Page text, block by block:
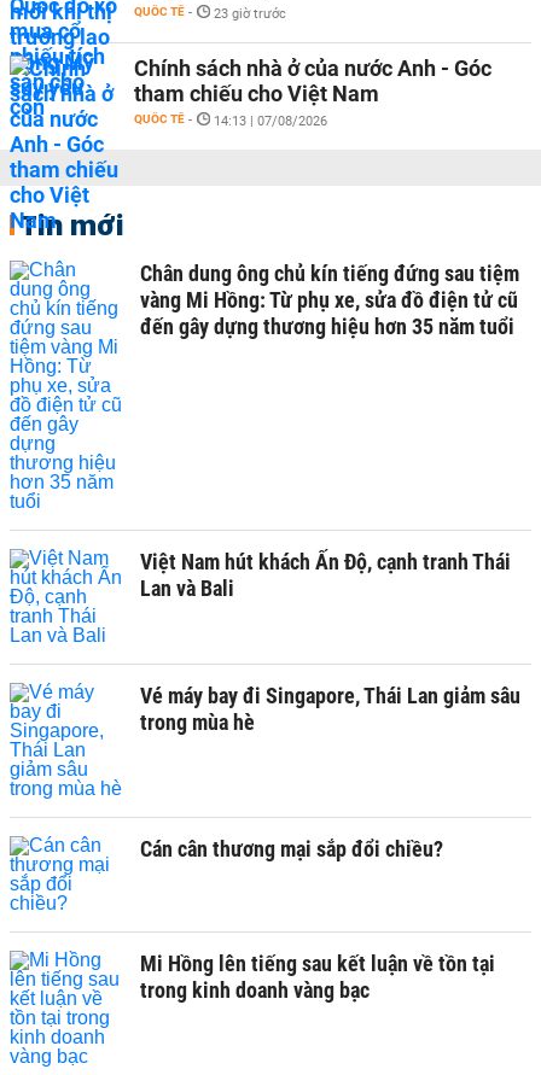
QUỐC TẾ - 23 giờ trước
Chính sách nhà ở của nước Anh - Góc
tham chiếu cho Việt Nam
QUỐC TẾ - 14:13 | 07/08/2026
Tin mới
Chân dung ông chủ kín tiếng đứng sau tiệm
vàng Mi Hồng: Từ phụ xe, sửa đồ điện tử cũ
đến gây dựng thương hiệu hơn 35 năm tuổi
Việt Nam hút khách Ấn Độ, cạnh tranh Thái
Lan và Bali
Vé máy bay đi Singapore, Thái Lan giảm sâu
trong mùa hè
Cán cân thương mại sắp đổi chiều?
Mi Hồng lên tiếng sau kết luận về tồn tại
trong kinh doanh vàng bạc